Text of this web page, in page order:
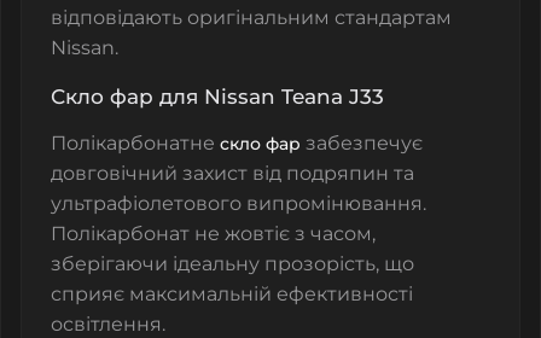
відповідають оригінальним стандартам
Nissan.
Скло фар для Nissan Teana J33
Полікарбонатне скло фар забезпечує
довговічний захист від подряпин та
ультрафіолетового випромінювання.
Полікарбонат не жовтіє з часом,
зберігаючи ідеальну прозорість, що
сприяє максимальній ефективності
освітлення.